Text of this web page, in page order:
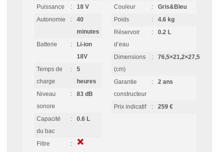
Puissance :
18 V
Autonomie
:
40
minutes
Batterie
:
Li-ion
18V
Temps de
charge
:
5
heures
Niveau
sonore
: 83 dB
Capacité
du bac
: 0.6 L
Filtre
:
Couleur :
Gris&Bleu
Poids
:
4.6 kg
Réservoir
d’eau
: 0.2 L
Dimensions
(cm)
: 76,5×21,2×27,5
Garantie
constructeur
: 2 ans
Prix indicatif : 259 €